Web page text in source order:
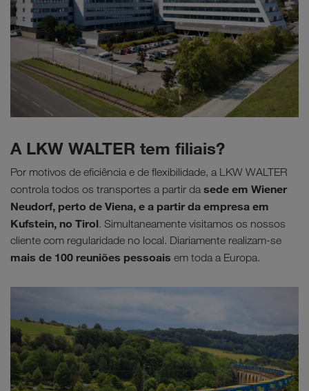
A LKW WALTER tem filiais?
Por motivos de eficiência e de flexibilidade, a LKW WALTER
controla todos os transportes a partir da sede em Wiener
Neudorf, perto de Viena, e a partir da empresa em
Kufstein, no Tirol. Simultaneamente visitamos os nossos
cliente com regularidade no local. Diariamente realizam-se
mais de 100 reuniões pessoais em toda a Europa.